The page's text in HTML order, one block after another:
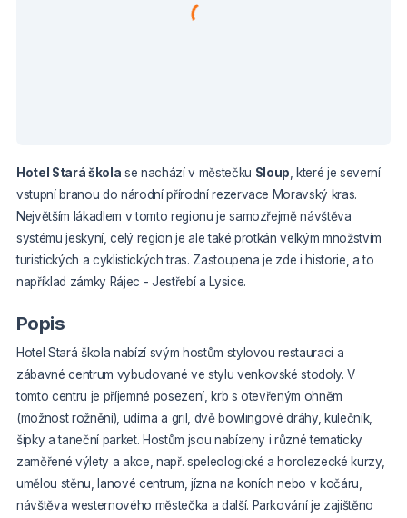
Hotel Stará škola se nachází v městečku Sloup, které je severní
vstupní branou do národní přírodní rezervace Moravský kras.
Největším lákadlem v tomto regionu je samozřejmě návštěva
systému jeskyní, celý region je ale také protkán velkým množstvím
turistických a cyklistických tras. Zastoupena je zde i historie, a to
například zámky Rájec - Jestřebí a Lysice.
Popis
Hotel Stará škola nabízí svým hostům stylovou restauraci a
zábavné centrum vybudované ve stylu venkovské stodoly. V
tomto centru je příjemné posezení, krb s otevřeným ohněm
(možnost rožnění), udírna a gril, dvě bowlingové dráhy, kulečník,
šipky a taneční parket. Hostům jsou nabízeny i různé tematicky
zaměřené výlety a akce, např. speleologické a horolezecké kurzy,
umělou stěnu, lanové centrum, jízna na koních nebo v kočáru,
návštěva westernového městečka a další. Parkování je zajištěno